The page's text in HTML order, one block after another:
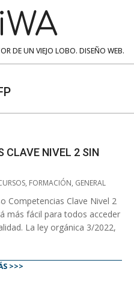
DE UN VIEJO LOBO. DISEÑO WEB.
CLAVE NIVEL 2 SIN
, FORMACIÓN, GENERAL
Competencias Clave Nivel 2
más fácil para todos acceder
La ley orgánica 3/2022,
>>>